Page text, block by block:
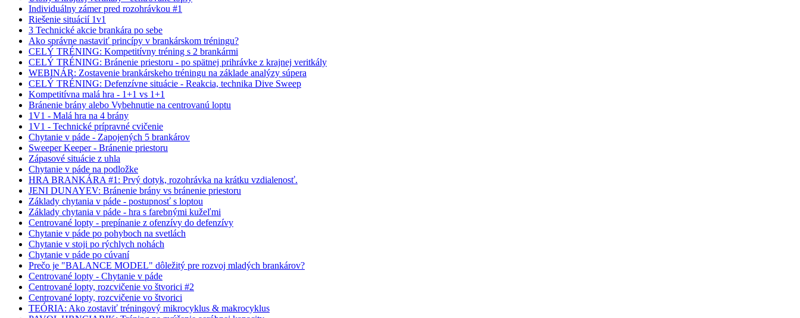
Individuálny zámer pred rozohrávkou #1
Riešenie situácií 1v1
3 Technické akcie brankára po sebe
Ako správne nastaviť princípy v brankárskom tréningu?
CELÝ TRÉNING: Kompetitívny tréning s 2 brankármi
CELÝ TRÉNING: Bránenie priestoru - po spätnej prihrávke z krajnej veritkály
WEBINÁR: Zostavenie brankárskeho tréningu na základe analýzy súpera
CELÝ TRÉNING: Defenzívne situácie - Reakcia, technika Dive Sweep
Kompetitívna malá hra - 1+1 vs 1+1
Bránenie brány alebo Vybehnutie na centrovanú loptu
1V1 - Malá hra na 4 brány
1V1 - Technické prípravné cvičenie
Chytanie v páde - Zapojených 5 brankárov
Sweeper Keeper - Bránenie priestoru
Zápasové situácie z uhla
Chytanie v páde na podložke
HRA BRANKÁRA #1: Prvý dotyk, rozohrávka na krátku vzdialenosť.
JENI DUNAYEV: Bránenie brány vs bránenie priestoru
Základy chytania v páde - postupnosť s loptou
Základy chytania v páde - hra s farebnými kužeľmi
Centrované lopty - prepínanie z ofenzívy do defenzívy
Chytanie v páde po pohyboch na svetlách
Chytanie v stoji po rýchlych nohách
Chytanie v páde po cúvaní
Prečo je "BALANCE MODEL" dôležitý pre rozvoj mladých brankárov?
Centrované lopty - Chytanie v páde
Centrované lopty, rozcvičenie vo štvorici #2
Centrované lopty, rozcvičenie vo štvorici
TEÓRIA: Ako zostaviť tréningový mikrocyklus & makrocyklus